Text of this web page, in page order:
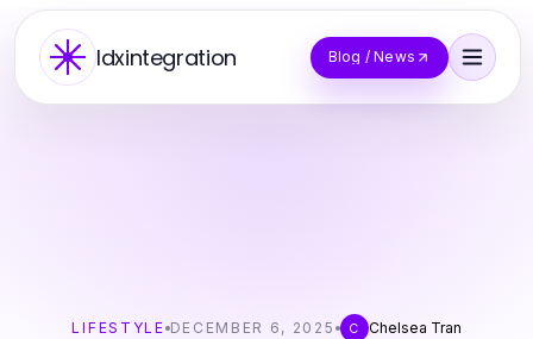
Idxintegration Blog / News
LIFESTYLE DECEMBER 6, 2025 C Chelsea Tran